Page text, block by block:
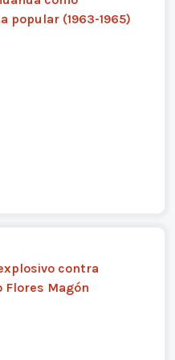
popular (1963-1965)
contra
Flores Magón